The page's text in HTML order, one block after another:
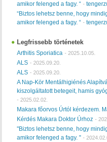
amikor felenged a fagy. “ -
“Biztos lehetsz benne, hogy
amikor felenged a fagy. “ -
Legfrissebb történetek
Arthitis Sporiatica - 2025.10.05.
ALS - 2025.09.20.
ALS - 2025.09.20.
A Nap-Kör Mentálhigiénés
kiszolgáltatott betegeit, hamis
- 2025.02.02.
Makara főorvos Úrtól kérdezem.
Kérdés Makara Doktor Úrhoz -
"Biztos lehetsz benne, hogy
amikor felenged a fagy. " -